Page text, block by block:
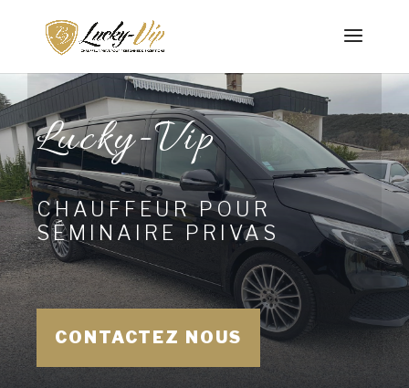
Lucky-Vip
CHAUFFEUR POUR
SÉMINAIRE PRIVAS
CONTACTEZ NOUS